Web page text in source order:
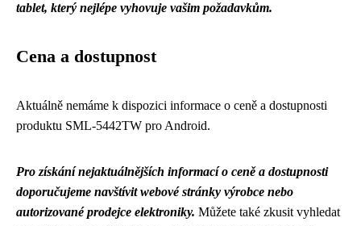
tablet, který nejlépe vyhovuje vašim požadavkům.
Cena a dostupnost
Aktuálně nemáme k dispozici informace o ceně a dostupnosti
produktu SML-5442TW pro Android.
Pro získání nejaktuálnějších informací o ceně a dostupnosti
doporučujeme navštívit webové stránky výrobce nebo
autorizované prodejce elektroniky. Můžete také zkusit vyhledat